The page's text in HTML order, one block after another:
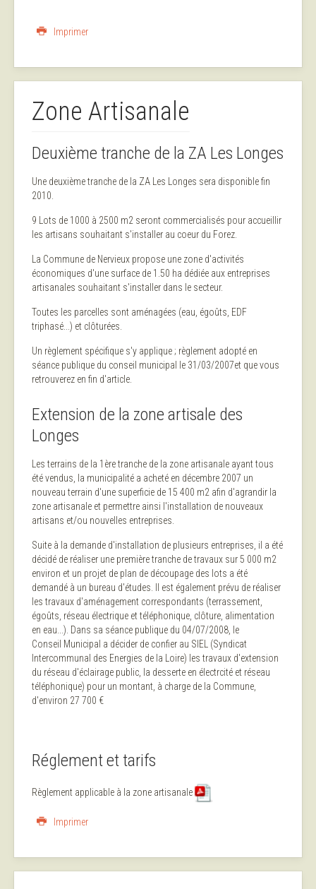
Imprimer
Zone Artisanale
Deuxième tranche de la ZA Les Longes
Une deuxième tranche de la ZA Les Longes sera disponible fin
2010.
9 Lots de 1000 à 2500 m2 seront commercialisés pour accueillir
les artisans souhaitant s'installer au coeur du Forez.
La Commune de Nervieux propose une zone d'activités
économiques d'une surface de 1.50 ha dédiée aux entreprises
artisanales souhaitant s'installer dans le secteur.
Toutes les parcelles sont aménagées (eau, égoûts, EDF
triphasé...) et clôturées.
Un règlement spécifique s'y applique ; règlement adopté en
séance publique du conseil municipal le 31/03/2007et que vous
retrouverez en fin d'article.
Extension de la zone artisale des
Longes
Les terrains de la 1ère tranche de la zone artisanale ayant tous
été vendus, la municipalité a acheté en décembre 2007 un
nouveau terrain d'une superficie de 15 400 m2 afin d'agrandir la
zone artisanale et permettre ainsi l'installation de nouveaux
artisans et/ou nouvelles entreprises.
Suite à la demande d'installation de plusieurs entreprises, il a été
décidé de réaliser une première tranche de travaux sur 5 000 m2
environ et un projet de plan de découpage des lots a été
demandé à un bureau d'études. Il est également prévu de réaliser
les travaux d'aménagement correspondants (terrassement,
égoûts, réseau électrique et téléphonique, clôture, alimentation
en eau...). Dans sa séance publique du 04/07/2008, le
Conseil Municipal a décider de confier au SIEL (Syndicat
Intercommunal des Energies de la Loire) les travaux d'extension
du réseau d'éclairage public, la desserte en électrcité et réseau
téléphonique) pour un montant, à charge de la Commune,
d'environ 27 700 €
Réglement et tarifs
Règlement applicable à la zone artisanale
Imprimer